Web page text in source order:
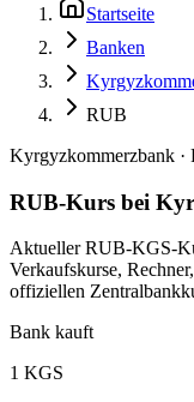
Startseite
Banken
RUB
Kyrgyzkommerzbank ·
RUB-Kurs bei
Aktueller RUB-KGS-
Verkaufskurse,
offiziellen
Bank kauft
1 KGS